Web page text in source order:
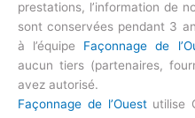
prestations, l’information de
sont conservées pendant 3
à l’équipe Façonnage de
aucun tiers (partenaires,
avez autorisé.
Façonnage de l’Ouestutilise